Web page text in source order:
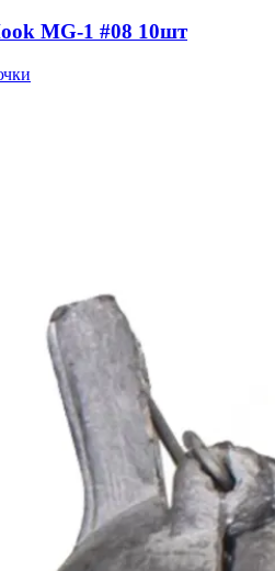
MG-1 #08 10шт